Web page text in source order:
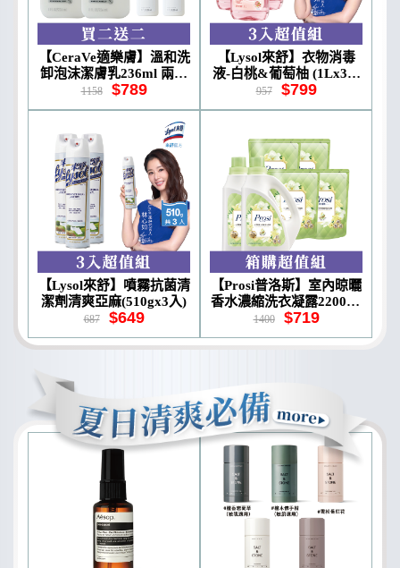
【CeraVe適樂膚】溫和洗
卸泡沫潔膚乳236ml 兩入
組 贈 水楊酸潔膚露60ml
1158 $789
【Lysol來舒】衣物消毒
液-白桃&葡萄柚 (1Lx3入
組)
957 $799
【Lysol來舒】噴霧抗菌清
潔劑清爽亞麻(510gx3入)
687 $649
【Prosi普洛斯】室內晾曬
香水濃縮洗衣凝露2200ml
x2入+1800mlx4包
1400 $719